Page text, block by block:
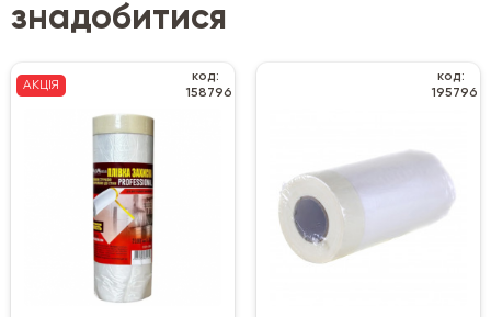
знадобитися
АКЦІЯ
код:
158796
код:
195796